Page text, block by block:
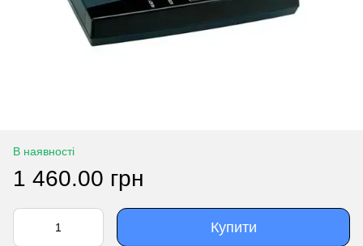
В наявності
1 460.00 грн
Купити